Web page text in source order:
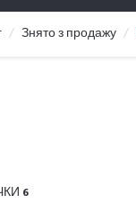
Знято з продажу
6